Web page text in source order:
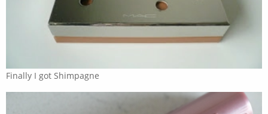
Finally I got Shimpagne